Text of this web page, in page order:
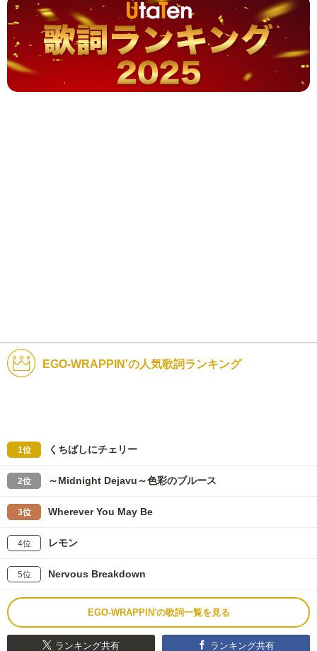
EGO-WRAPPIN'の人気歌詞ランキング
1位 くちばしにチェリー
2位 ～Midnight Dejavu～色彩のブルース
3位 Wherever You May Be
4位 レモン
5位 Nervous Breakdown
EGO-WRAPPIN'の歌詞一覧を見る
ランキング共有 ランキング共有